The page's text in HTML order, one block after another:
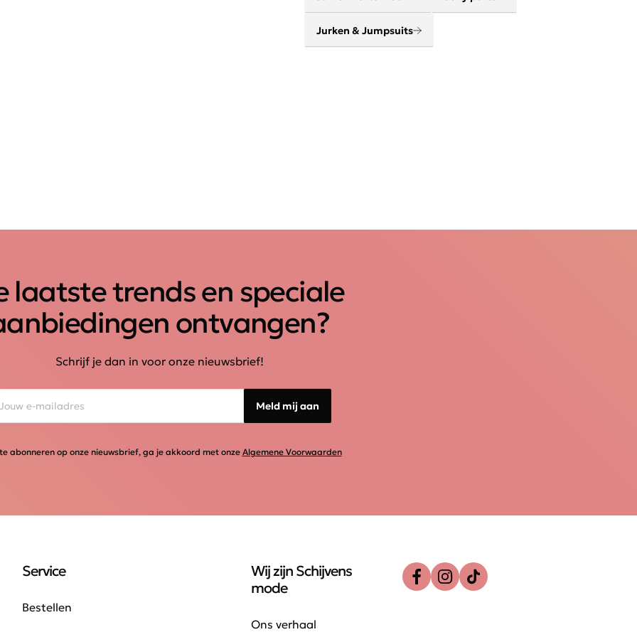
Jurken & Jumpsuits
laatste trends en speciale
ontvangen?
Schrijf je dan in voor onze nieuwsbrief!
Meld mij aan
abonneren op onze nieuwsbrief, ga je akkoord met onze Algemene Voorwaarden
Service
Bestellen
Wij zijn Schijvens
mode
Ons verhaal